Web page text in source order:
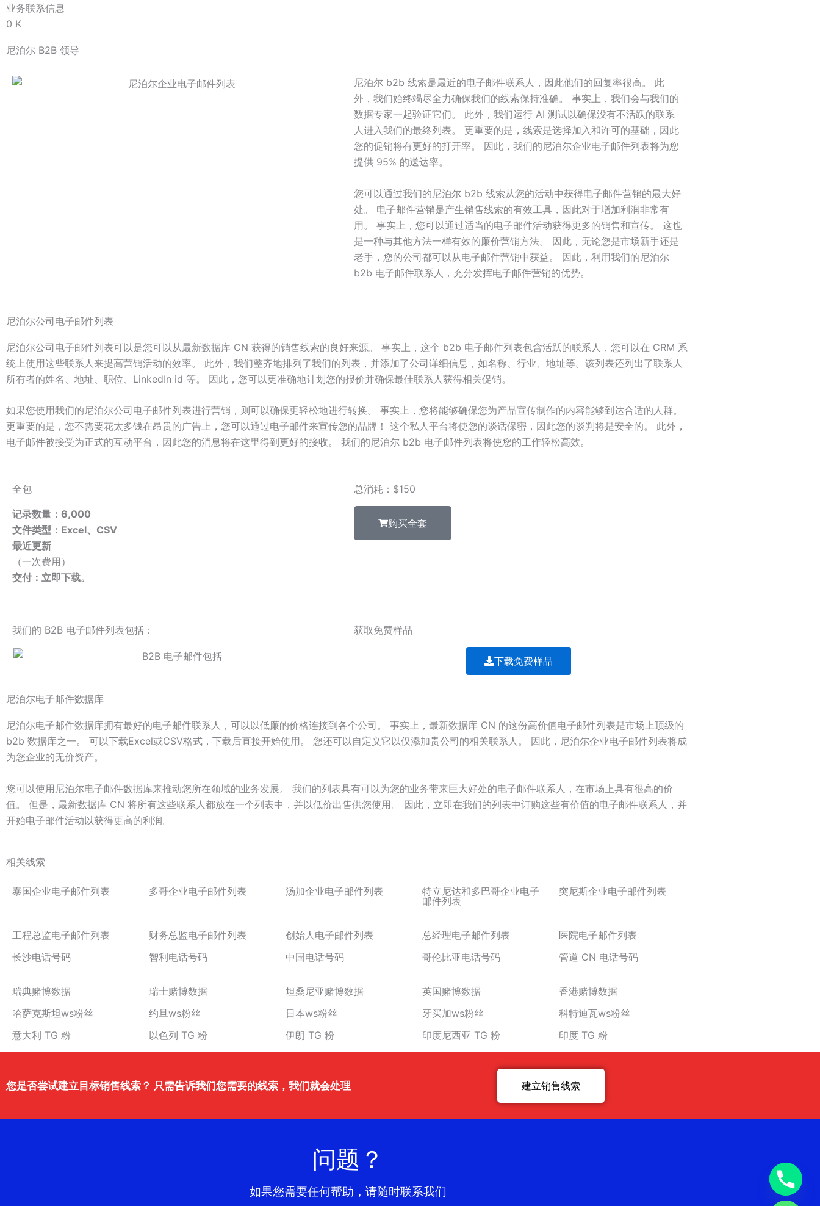
业务联系信息
0 K
尼泊尔 B2B 领导
尼泊尔 b2b 线索是最近的电子邮件联系人，因此他们的回复率很高。 此
外，我们始终竭尽全力确保我们的线索保持准确。 事实上，我们会与我们的
数据专家一起验证它们。 此外，我们运行 AI 测试以确保没有不活跃的联系
人进入我们的最终列表。 更重要的是，线索是选择加入和许可的基础，因此
您的促销将有更好的打开率。 因此，我们的尼泊尔企业电子邮件列表将为您
提供 95% 的送达率。
您可以通过我们的尼泊尔 b2b 线索从您的活动中获得电子邮件营销的最大好
处。 电子邮件营销是产生销售线索的有效工具，因此对于增加利润非常有
用。 事实上，您可以通过适当的电子邮件活动获得更多的销售和宣传。 这也
是一种与其他方法一样有效的廉价营销方法。 因此，无论您是市场新手还是
老手，您的公司都可以从电子邮件营销中获益。 因此，利用我们的尼泊尔
b2b 电子邮件联系人，充分发挥电子邮件营销的优势。
尼泊尔公司电子邮件列表
尼泊尔公司电子邮件列表可以是您可以从最新数据库 CN 获得的销售线索的良好来源。 事实上，这个 b2b 电子邮件列表包含活跃的联系人，您可以在 CRM 系
统上使用这些联系人来提高营销活动的效率。 此外，我们整齐地排列了我们的列表，并添加了公司详细信息，如名称、行业、地址等。该列表还列出了联系人
所有者的姓名、地址、职位、LinkedIn id 等。 因此，您可以更准确地计划您的报价并确保最佳联系人获得相关促销。
如果您使用我们的尼泊尔公司电子邮件列表进行营销，则可以确保更轻松地进行转换。 事实上，您将能够确保您为产品宣传制作的内容能够到达合适的人群。
更重要的是，您不需要花太多钱在昂贵的广告上，您可以通过电子邮件来宣传您的品牌！ 这个私人平台将使您的谈话保密，因此您的谈判将是安全的。 此外，
电子邮件被接受为正式的互动平台，因此您的消息将在这里得到更好的接收。 我们的尼泊尔 b2b 电子邮件列表将使您的工作轻松高效。
全包
记录数量：6,000
文件类型：Excel、CSV
最近更新
（一次费用）
交付：立即下载。
总消耗：$150
购买全套
我们的 B2B 电子邮件列表包括： 获取免费样品
下载免费样品
尼泊尔电子邮件数据库
尼泊尔电子邮件数据库拥有最好的电子邮件联系人，可以以低廉的价格连接到各个公司。 事实上，最新数据库 CN 的这份高价值电子邮件列表是市场上顶级的
b2b 数据库之一。 可以下载Excel或CSV格式，下载后直接开始使用。 您还可以自定义它以仅添加贵公司的相关联系人。 因此，尼泊尔企业电子邮件列表将成
为您企业的无价资产。
您可以使用尼泊尔电子邮件数据库来推动您所在领域的业务发展。 我们的列表具有可以为您的业务带来巨大好处的电子邮件联系人，在市场上具有很高的价
值。 但是，最新数据库 CN 将所有这些联系人都放在一个列表中，并以低价出售供您使用。 因此，立即在我们的列表中订购这些有价值的电子邮件联系人，并
开始电子邮件活动以获得更高的利润。
相关线索
泰国企业电子邮件列表 多哥企业电子邮件列表 汤加企业电子邮件列表
特立尼达和多巴哥企业电子
邮件列表
突尼斯企业电子邮件列表
工程总监电子邮件列表 财务总监电子邮件列表 创始人电子邮件列表 总经理电子邮件列表
医院电子邮件列表
长沙电话号码
智利电话号码 中国电话号码 哥伦比亚电话号码 管道 CN 电话号码
瑞典赌博数据 瑞士赌博数据 坦桑尼亚赌博数据 英国赌博数据
香港赌博数据
哈萨克斯坦ws粉丝
约旦ws粉丝 日本ws粉丝 牙买加ws粉丝
科特迪瓦ws粉丝
意大利 TG 粉
以色列 TG 粉 伊朗 TG 粉 印度尼西亚 TG 粉 印度 TG 粉
您是否尝试建立目标销售线索？ 只需告诉我们您需要的线索，我们就会处理 建立销售线索
问题？
如果您需要任何帮助，请随时联系我们